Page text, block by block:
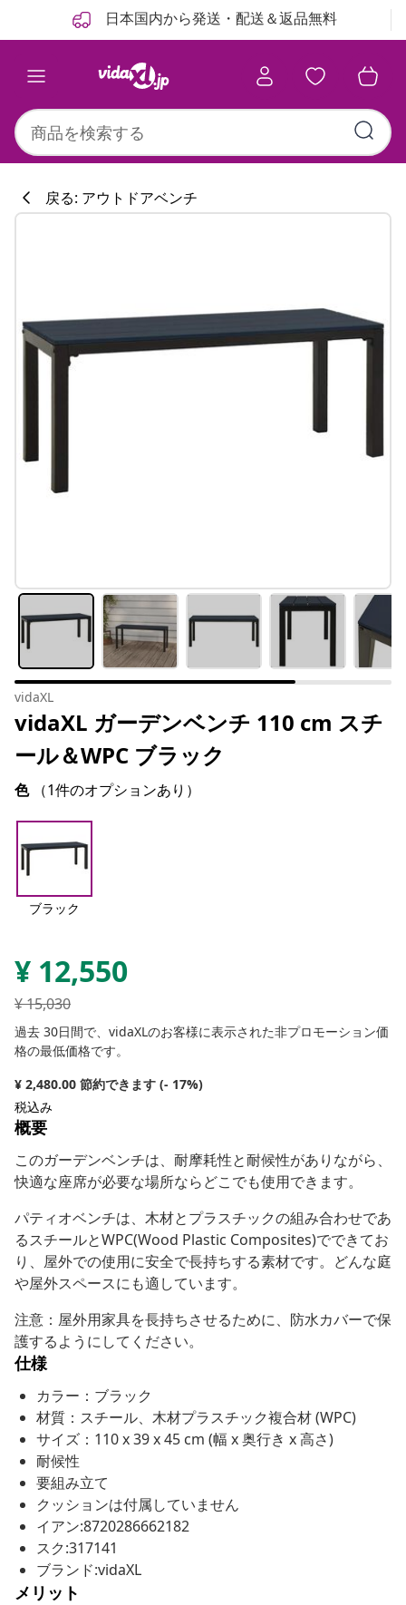
日本国内から発送・配送＆返品無料
戻る: アウトドアベンチ
vidaXL
vidaXL ガーデンベンチ 110 cm スチ
ール＆WPC ブラック
色 （1件のオプションあり）
ブラック
¥ 12,550
¥15,030
過去 30日間で、vidaXLのお客様に表示された非プロモーション価
格の最低価格です。
¥ 2,480.00 節約できます (- 17%)
税込み
概要
このガーデンベンチは、耐摩耗性と耐候性がありながら、
快適な座席が必要な場所ならどこでも使用できます。
パティオベンチは、木材とプラスチックの組み合わせであ
るスチールとWPC(Wood Plastic Composites)でできてお
り、屋外での使用に安全で長持ちする素材です。どんな庭
や屋外スペースにも適しています。
注意：屋外用家具を長持ちさせるために、防水カバーで保
護するようにしてください。
仕様
カラー：ブラック
材質：スチール、木材プラスチック複合材 (WPC)
サイズ：110 x 39 x 45 cm (幅 x 奥行き x 高さ)
耐候性
要組み立て
クッションは付属していません
イアン:8720286662182
スク:317141
ブランド:vidaXL
メリット